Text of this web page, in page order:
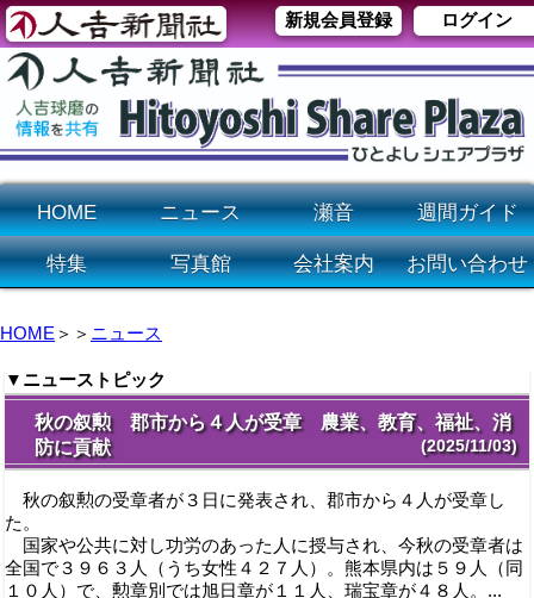
ログイン
新規会員登録
HOME ニュース 瀬音 週間ガイド
特集 写真館 会社案内 お問い合わせ
HOME ＞＞ ニュース
▼ニューストピック
秋の叙勲 郡市から４人が受章 農業、教育、福祉、消
防に貢献
(2025/11/03)
秋の叙勲の受章者が３日に発表され、郡市から４人が受章し
た。
国家や公共に対し功労のあった人に授与され、今秋の受章者は
全国で３９６３人（うち女性４２７人）。熊本県内は５９人（同
１０人）で、勲章別では旭日章が１１人、瑞宝章が４８人。...